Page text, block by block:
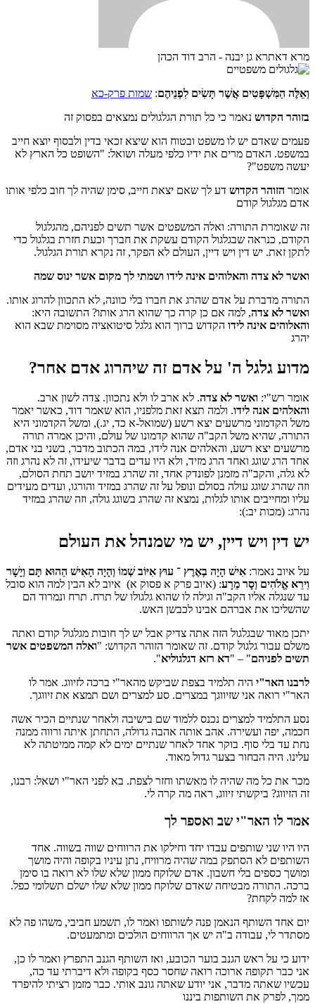
מרא דאתרא גן יבנה - הרב דוד הכהן
וְאֵלֶּה הַמִּשְׁפָּטִים אֲשֶׁר תָּשִׂים לִפְנֵיהֶם: שמות פרק-כא
בזוהר הקדוש נאמר כי כל תורת הגלגולים נמצאים בפסוק זה
פעמים שאדם יש לו משפט ובטוח הוא שיצא זכאי בדין ולבסוף יוצא חייב
במשפט. האדם מרים את ידיו כלפי מעלה ושואל: "השופט כל הארץ לא
יעשה משפט"?
אומר הזוהר הקדוש דע לך שאם יצאת חייב, סימן שהיה לך חוב כלפי אותו
אדם מגלגול קודם
זה שאומרת התורה: ואלה המשפטים אשר תשים לפניהם, מהגלגול
הקודם, כנראה שבגלגול הקודם עשקת את חברך וכעת חזרת בגלגול כדי
לתקן זאת. יש דין ויש דיין, העולם לא הפקר, זה נקרא תורת הגלגול.
ואשר לא צדה והאלוהים אינה לידו ושמתי לך מקום אשר ינוס שמה
התורה מדברת על אדם שהרג את חברו בלי כוונה, לא התכוון להרוג אותו.
ואשר לא צדה, למה אם כן קרה כך שהוא הרג אותו? התשובה היא:
והאלוהים אינה לידו הקדוש ברוך הוא גלגל סיטואציה מסוימת שבא הוא
יהרג
מדוע גלגל ה' על אדם זה שיהרוג אדם אחר?
אומר רש"י: ואשר לא צדה. לא ארב לו ולא נתכוון. צדה לשון ארב.
והאלהים אנה לידו. ולמה תצא זאת מלפניו, הוא שאמר דוד, כאשר יאמר
משל הקדמוני מרשעים יצא רשע (שמואל-א כד, יג.), ומשל הקדמוני היא
התורה, שהיא משל הקב"ה שהוא קדמונו של עולם, והיכן אמרה תורה
מרשעים יצא רשע, והאלהים אנה לידו, במה הכתוב מדבר, בשני בני אדם,
אחד הרג שוגג ואחד הרג מזיד, ולא היו עדים בדבר שיעידו, זה לא נהרג וזה
לא גלה, והקב"ה מזמנן לפונדק אחד, זה שהרג במזיד יושב תחת הסולם,
וזה שהרג שוגג עולה בסולם ונופל על זה שהרג במזיד והורגו, ועדים מעידים
עליו ומחייבים אותו לגלות, נמצא זה שהרג בשוגג גולה, וזה שהרג במזיד
נהרג: (מכות יב:):
יש דין ויש דיין, יש מי שמנהל את העולם
על איוב נאמר: אִישׁ הָיָה בְאֶרֶץ ־ עוּץ אִיּוֹב שְׁמוֹ וְהָיָה הָאִישׁ הַהוּא תָּם וְיָשָׁר
וִירֵא אֱלֹהִים וְסָר מֵרָע: (איוב פרק א פסוק א) איוב לא הבין למה הוא סובל
עד שנגלה אליו הקב"ה וגילה לו שהוא גלגולו של תרח. תרח ונמרוד הם
שהשליכו את אברהם אבינו לכבשן האש.
יתכן מאוד שבגלגול הזה אתה צדיק אבל יש לך חובות מגלגול קודם ואתה
משלם עבור גלגול קודם. זה שאומר הזוהר הקדוש: "ואלה המשפטים אשר
תשים לפניהם" – "דא רזא דגלגוליא".
לרבנו האר"י היה תלמיד בצפת שביקש מהאר"י ברכה לזיווג. אמר לו
האר"י רואה אני שזיווגך במצרים. סע למצרים ושם תמצא את זיווגך.
נסע התלמיד למצרים נכנס ללמוד שם בישיבה ולאחר שנתיים הכיר אשה
חכמה, יפה ועשירה. אהב אותה אהבה גדולה, התחתן איתה ורווה ממנה
נחת עד בלי סוף. בוקר אחד לאחר שנתיים ימים לא קמה ממיטתה לא
עלינו. היה הבחור בצער גדול מאוד.
מכר את כל מה שהיה לו מאשתו וחזר לצפת. בא לפני האר"י ושאל: רבנו,
זה הזיווג? ביקשתי זיווג, ראה מה קרה לי.
אמר לו האר"י שב ואספר לך
היו היו שני שותפים עבדו יחד וחילקו את הרווחים שווה בשווה. אחד
השותפים לא הסתפק במה שהיה מרוויח, נתן עיניו בקופה והיה מושך
ומושך כספים בלי חשבון. אדם שלוקח ממון שלא שלו לא רואה בו סימן
ברכה. התורה מבטיחה שאדם שלוקח ממון שלא שלו ישלם תשלומי כפל.
אז למה לקחת?
יום אחד השותף הנאמן פנה לשותפו ואמר לו, תשמע חביבי, משהו פה לא
מסתדר לי, עבודה ב"ה יש אך הרווחים הולכים ומתמעטים.
ידוע כי על ראש הגנב בוער הכובע, ואז השותף הגנב התפרץ ואמר לו כן,
אני כבר תקופה ארוכה רואה שחסר כסף בקופה ולא דיברתי עד כה,
עכשיו שאתה מדבר, אני יודע שאתה גונב אותי. כבר מזמן רציתי להיפרד
ממך, לפרק את השותפות ביננו